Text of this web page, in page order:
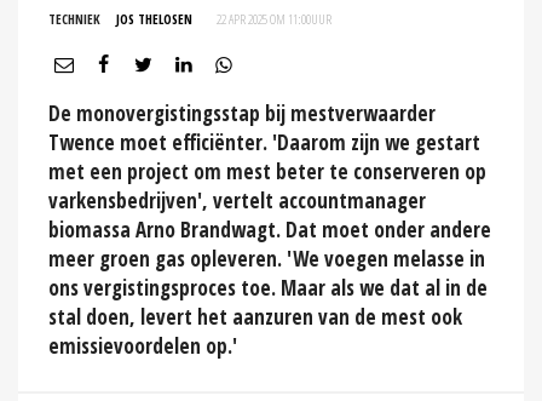
TECHNIEK JOS THELOSEN 22 APR 2025 OM 11:00UUR
De monovergistingsstap bij mestverwaarder
Twence moet efficiënter. 'Daarom zijn we gestart
met een project om mest beter te conserveren op
varkensbedrijven', vertelt accountmanager
biomassa Arno Brandwagt. Dat moet onder andere
meer groen gas opleveren. 'We voegen melasse in
ons vergistingsproces toe. Maar als we dat al in de
stal doen, levert het aanzuren van de mest ook
emissievoordelen op.'